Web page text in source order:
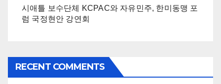
시애틀 보수단체 KCPAC와 자유민주, 한미동맹 포
럼 국정현안 강연회
RECENT COMMENTS